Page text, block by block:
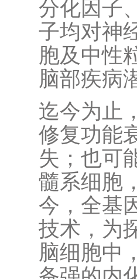
分化因子
子均对神
胞及中性
脑部疾病
迄今为止
修复功能
失；也可
髓系细胞
今，全基
技术，为
脑细胞中